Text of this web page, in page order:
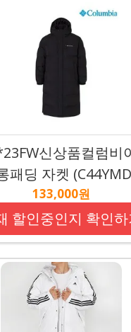
신상품컬럼비
패딩 자켓
133,000원
할인중인지 확인하